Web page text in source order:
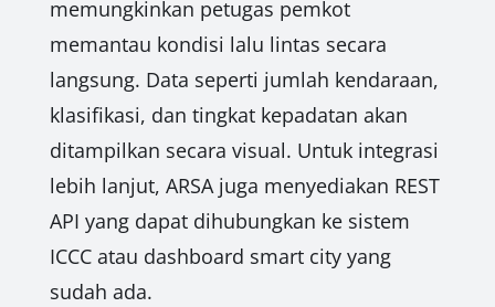
memungkinkan petugas pemkot
memantau kondisi lalu lintas secara
langsung. Data seperti jumlah kendaraan,
klasifikasi, dan tingkat kepadatan akan
ditampilkan secara visual. Untuk integrasi
lebih lanjut, ARSA juga menyediakan REST
API yang dapat dihubungkan ke sistem
ICCC atau dashboard smart city yang
sudah ada.